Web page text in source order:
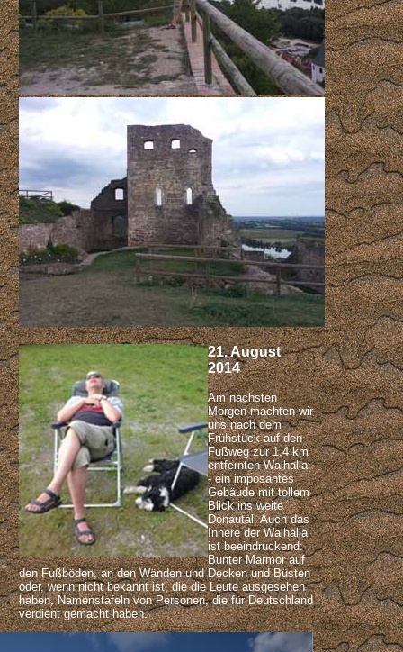
21. August
2014
Am nächsten
Morgen machten wir
uns nach dem
Frühstück auf den
Fußweg zur 1,4 km
entfernten Walhalla
- ein imposantes
Gebäude mit tollem
Blick ins weite
Donautal. Auch das
Innere der Walhalla
ist beeindruckend:
Bunter Marmor auf
den Fußböden, an den Wänden und Decken und Büsten
oder, wenn nicht bekannt ist, die die Leute ausgesehen
haben, Namenstafeln von Personen, die für Deutschland
verdient gemacht haben.